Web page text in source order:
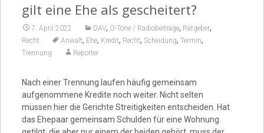
gilt eine Ehe als gescheitert?
7. April 2022 DAV, O-Töne / Radiobeiträge, Ratgeber,
Recht Anwalt, Ehe, Kredit, Recht, Scheidung, Termin,
Trennung Reporter
Nach einer Trennung laufen häufig gemeinsam
aufgenommene Kredite noch weiter. Nicht selten
müssen hier die Gerichte Streitigkeiten entscheiden. Hat
das Ehepaar gemeinsam Schulden für eine Wohnung